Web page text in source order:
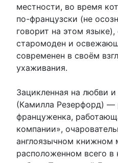
местности, во время
по-французски (не
говорит на этом
старомоден и
современен в своём
ухаживания.
Зацикленная на любви и
(Камилла Резерфорд) —
француженка,
компании»,
англоязычном книжном
расположенном всего в